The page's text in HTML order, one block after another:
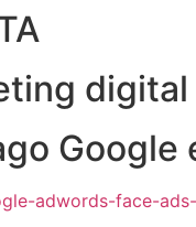
Google
adwords-face-